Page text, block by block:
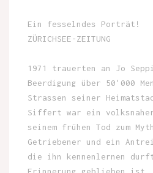
Ein fesselndes Porträt!
ZÜRICHSEE-ZEITUNG
1971 trauerten an Jo
Beerdigung über 50'000
Strassen seiner
Siffert war ein
seinem frühen Tod zum
Getriebener und ein
die ihn kennenlernen